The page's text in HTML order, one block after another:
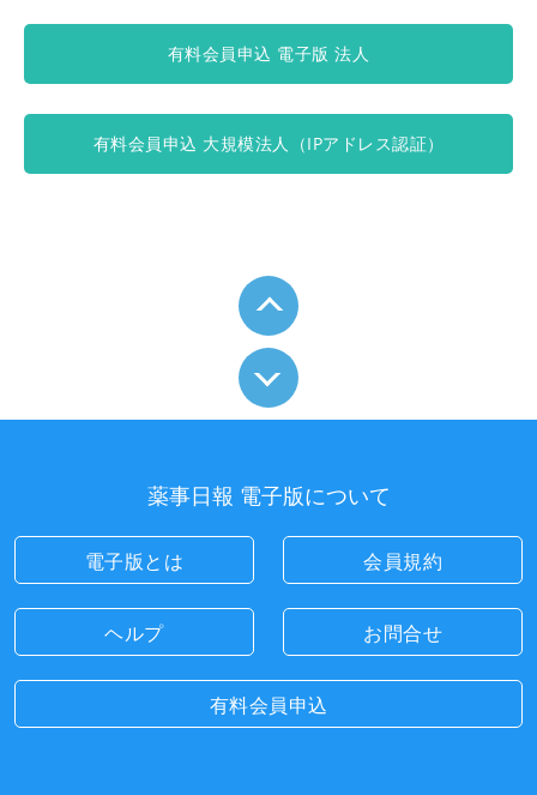
有料会員申込 電子版 法人
有料会員申込 大規模法人（IPアドレス認証）
薬事日報 電子版について
電子版とは 会員規約
ヘルプ お問合せ
有料会員申込